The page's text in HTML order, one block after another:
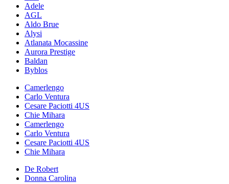
Adele
AGL
Aldo Brue
Alysi
Atlanata Mocassine
Aurora Prestige
Baldan
Byblos
Camerlengo
Carlo Ventura
Cesare Paciotti 4US
Chie Mihara
Camerlengo
Carlo Ventura
Cesare Paciotti 4US
Chie Mihara
De Robert
Donna Carolina